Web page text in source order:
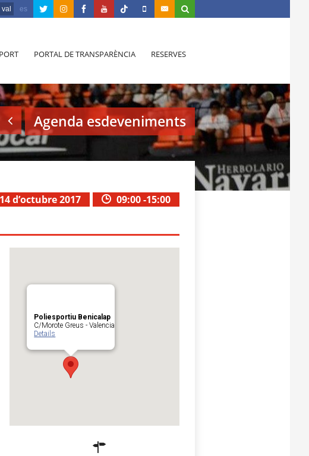
val es
PORTAL DE TRANSPARÈNCIA RESERVES
Agenda esdeveniments
09:00 -15:00
14 d’octubre 2017
Poliesportiu Benicalap
C/Morote Greus - Valencia
Details